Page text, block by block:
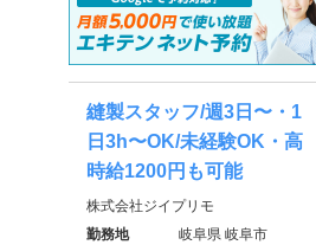
縫製スタッフ/週3日〜・1
日3h〜OK/未経験OK・高
時給1200円も可能
株式会社ジイプリモ
勤務地
岐阜県 岐阜市